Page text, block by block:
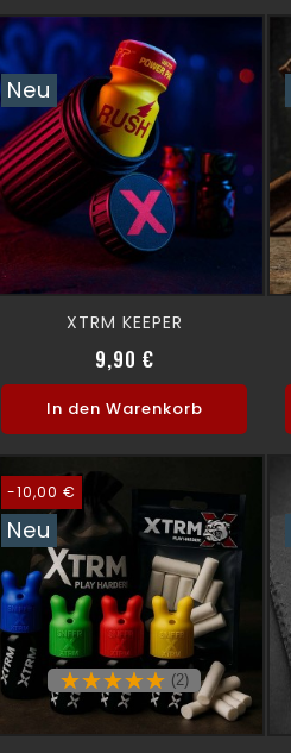
Neu
XTRM KEEPER
9,90 €Preis
In den Warenkorb
-10,00 €
Neu
(2)